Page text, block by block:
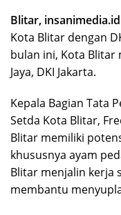
Blitar, insanimedia.id
Kota Blitar dengan
bulan ini, Kota Blitar
Jaya, DKI Jakarta.
Kepala Bagian Tata
Setda Kota Blitar,
Blitar memiliki
khususnya ayam
Blitar menjalin kerja
membantu